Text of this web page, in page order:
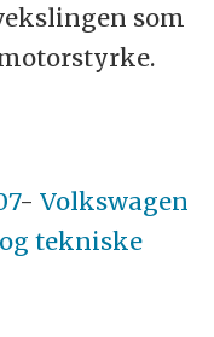
som
- Volkswagen
tekniske